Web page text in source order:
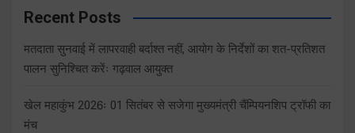
Recent Posts
मतदाता सुनवाई में लापरवाही बर्दाश्त नहीं, आयोग के निर्देशों का शत-प्रतिशत
पालन सुनिश्चित करेंः गढ़वाल आयुक्त
खेल महाकुंभ 2026ः 01 सितंबर से सजेगा मुख्यमंत्री चैंम्पियनशिप ट्रॉफी का
मंच